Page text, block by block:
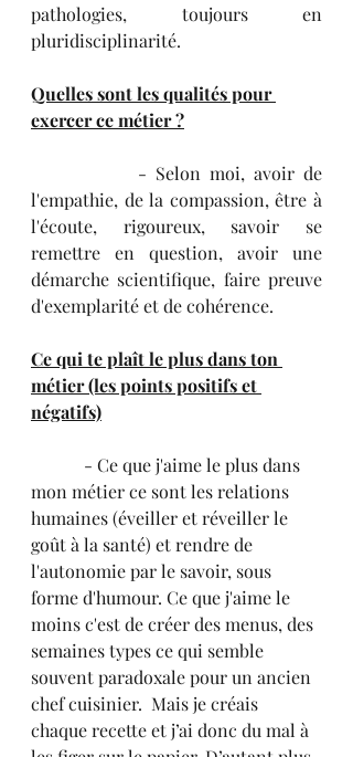
pathologies, toujours en
pluridisciplinarité.
Quelles sont les qualités pour
exercer ce métier ?
l'empathie, de la compassion, être à
l'écoute, rigoureux, savoir se
remettre en question, avoir une
démarche scientifique, faire preuve
d'exemplarité et de cohérence.
Ce qui te plaît le plus dans ton
métier (les points positifs et
négatifs)
mon métier ce sont les relations
humaines (éveiller et réveiller le
goût à la santé) et rendre de
l'autonomie par le savoir, sous
forme d'humour. Ce que j'aime le
moins c'est de créer des menus, des
semaines types ce qui semble
souvent paradoxale pour un ancien
chef cuisinier.  Mais je créais
chaque recette et j’ai donc du mal à